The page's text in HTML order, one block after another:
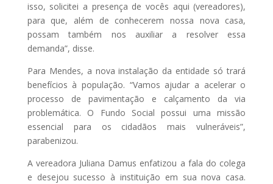
isso, solicitei a presença de vocês aqui (vereadores),
para que, além de conhecerem nossa nova casa,
possam também nos auxiliar a resolver essa
demanda”, disse.
Para Mendes, a nova instalação da entidade só trará
benefícios à população. “Vamos ajudar a acelerar o
processo de pavimentação e calçamento da via
problemática. O Fundo Social possui uma missão
essencial para os cidadãos mais vulneráveis”,
parabenizou.
A vereadora Juliana Damus enfatizou a fala do colega
e desejou sucesso à instituição em sua nova casa.